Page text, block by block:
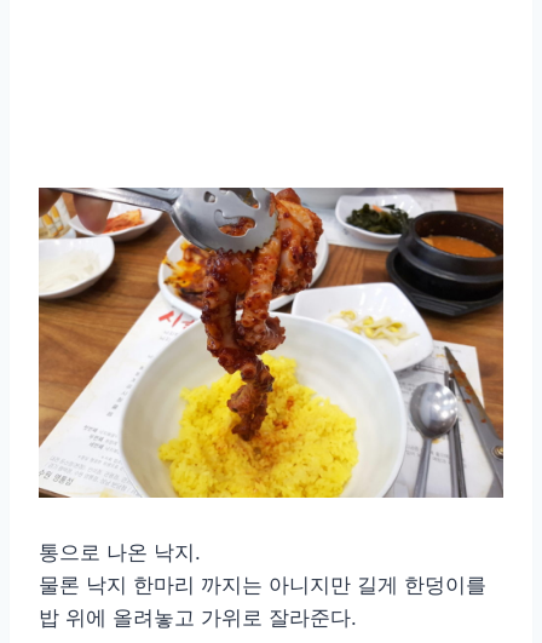
통으로 나온 낙지.
물론 낙지 한마리 까지는 아니지만 길게 한덩이를
밥 위에 올려놓고 가위로 잘라준다.